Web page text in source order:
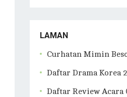
LAMAN
Curhatan Mimin
Daftar Drama Korea
Daftar Review